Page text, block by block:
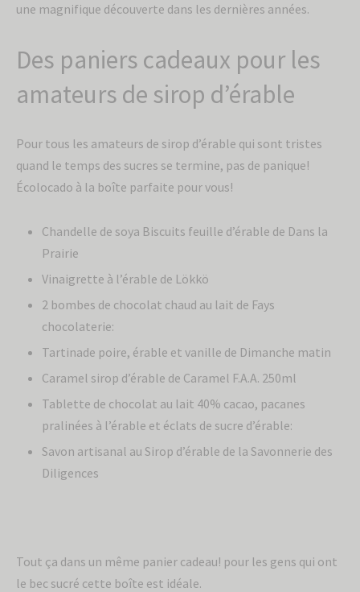
une magnifique découverte dans les dernières années.
Des paniers cadeaux pour les
amateurs de sirop d’érable
Pour tous les amateurs de sirop d’érable qui sont tristes
quand le temps des sucres se termine, pas de panique!
Écolocado à la boîte parfaite pour vous!
Chandelle de soya Biscuits feuille d’érable de Dans la
Prairie
Vinaigrette à l’érable de Lökkö
2 bombes de chocolat chaud au lait de Fays
chocolaterie:
Tartinade poire, érable et vanille de Dimanche matin
Caramel sirop d’érable de Caramel F.A.A. 250ml
Tablette de chocolat au lait 40% cacao, pacanes
pralinées à l’érable et éclats de sucre d’érable:
Savon artisanal au Sirop d’érable de la Savonnerie des
Diligences
Tout ça dans un même panier cadeau! pour les gens qui ont
le bec sucré cette boîte est idéale.